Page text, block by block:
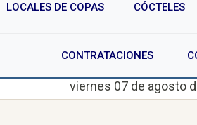
LOCALES DE COPAS CÓCTELES
CONTRATACIONES
viernes 07 de agosto